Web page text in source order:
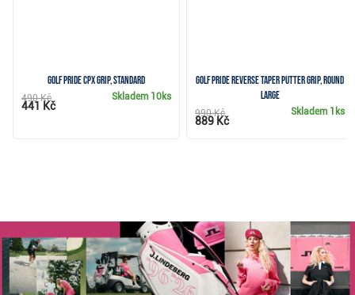
Golf Pride CPx grip, Standard
Skladem 10ks
490 Kč
441 Kč
Golf Pride Reverse Taper putter grip, Round
Large
Skladem 1ks
990 Kč
889 Kč